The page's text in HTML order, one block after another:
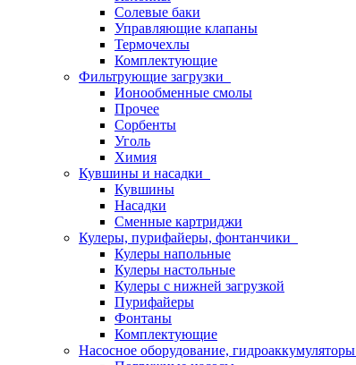
Солевые баки
Управляющие клапаны
Термочехлы
Комплектующие
Фильтрующие загрузки
Ионообменные смолы
Прочее
Сорбенты
Уголь
Химия
Кувшины и насадки
Кувшины
Насадки
Сменные картриджи
Кулеры, пурифайеры, фонтанчики
Кулеры напольные
Кулеры настольные
Кулеры с нижней загрузкой
Пурифайеры
Фонтаны
Комплектующие
Насосное оборудование, гидроаккумуляторы